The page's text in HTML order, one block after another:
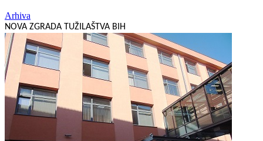
Arhiva
NOVA ZGRADA TUŽILAŠTVA BIH